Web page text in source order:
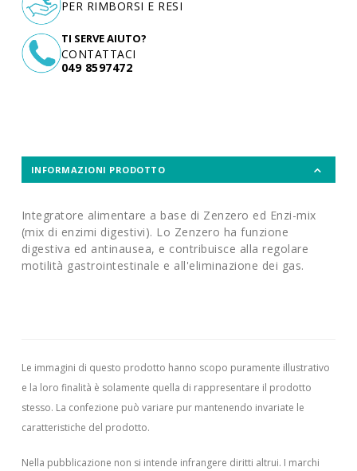
TI SERVE AIUTO?
CONTATTACI
049 8597472
PER RIMBORSI E RESI
INFORMAZIONI PRODOTTO
Integratore alimentare a base di Zenzero ed Enzi-mix
(mix di enzimi digestivi). Lo Zenzero ha funzione
digestiva ed antinausea, e contribuisce alla regolare
motilità gastrointestinale e all'eliminazione dei gas.
Le immagini di questo prodotto hanno scopo puramente illustrativo
e la loro finalità è solamente quella di rappresentare il prodotto
stesso. La confezione può variare pur mantenendo invariate le
caratteristiche del prodotto.
Nella pubblicazione non si intende infrangere diritti altrui. I marchi